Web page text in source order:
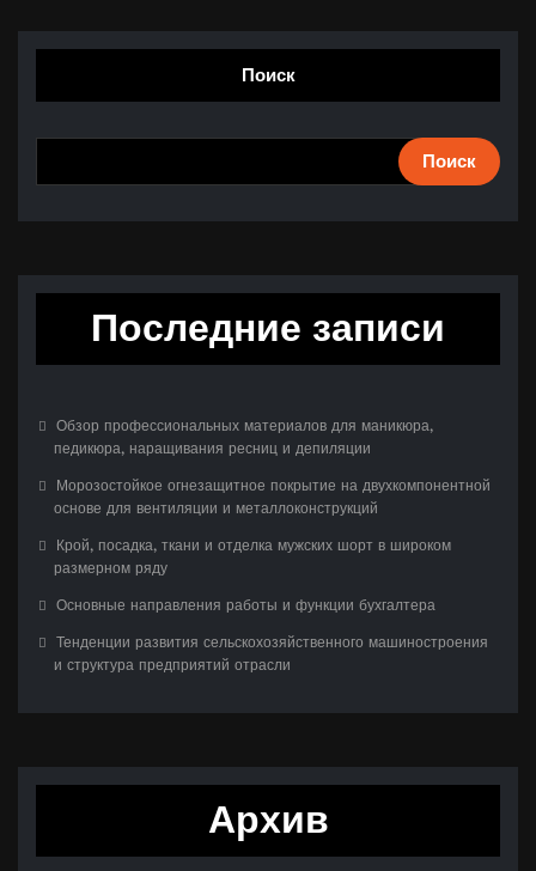
Поиск
Поиск
Последние записи
Обзор профессиональных материалов для маникюра,
педикюра, наращивания ресниц и депиляции
Морозостойкое огнезащитное покрытие на двухкомпонентной
основе для вентиляции и металлоконструкций
Крой, посадка, ткани и отделка мужских шорт в широком
размерном ряду
Основные направления работы и функции бухгалтера
Тенденции развития сельскохозяйственного машиностроения
и структура предприятий отрасли
Архив